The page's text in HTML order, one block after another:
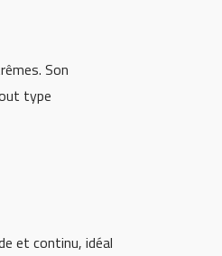
Son
type
et continu, idéal